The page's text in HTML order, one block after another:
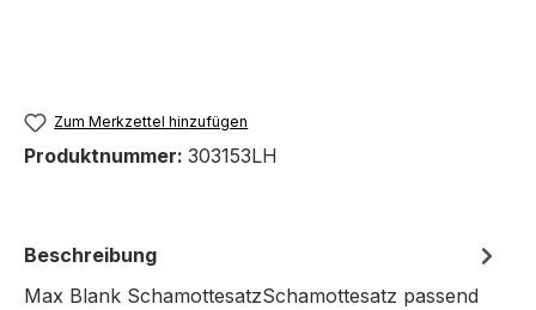
Zum Merkzettel hinzufügen
Produktnummer: 303153LH
Beschreibung
Max Blank SchamottesatzSchamottesatz passend